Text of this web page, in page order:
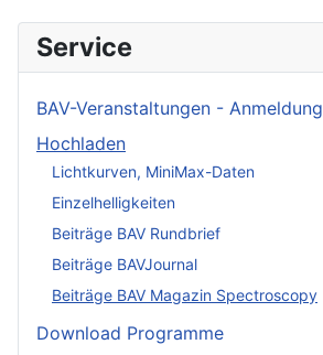
Service
BAV-Veranstaltungen - Anmeldung
Hochladen
Lichtkurven, MiniMax-Daten
Einzelhelligkeiten
Beiträge BAV Rundbrief
Beiträge BAVJournal
Beiträge BAV Magazin Spectroscopy
Download Programme